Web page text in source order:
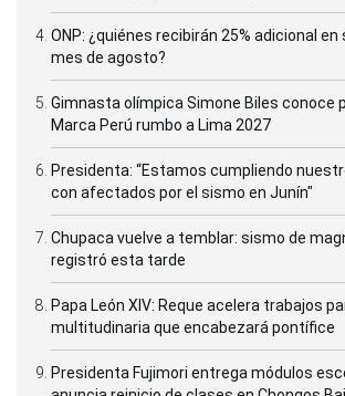
ONP: ¿quiénes recibirán 25% adicional en
mes de agosto?
Gimnasta olímpica Simone Biles conoce
Marca Perú rumbo a Lima 2027
Presidenta: “Estamos cumpliendo
con afectados por el sismo en Junín"
Chupaca vuelve a temblar: sismo de
registró esta tarde
Papa León XIV: Reque acelera trabajos
multitudinaria que encabezará pontífice
Presidenta Fujimori entrega módulos